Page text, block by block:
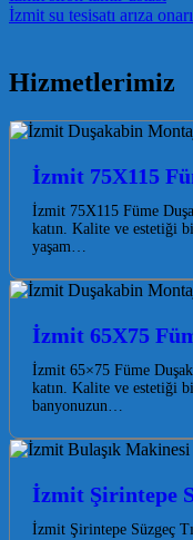
İzmit su tesisatı arıza
Hizmetlerimiz
İzmit 75X115
İzmit 75X115 Füme
katın. Kalite ve estetiği
yaşam…
İzmit 65X75
İzmit 65×75 Füme
katın. Kalite ve estetiği
banyonuzun…
İzmit Şirintepe
İzmit Şirintepe Süzgeç